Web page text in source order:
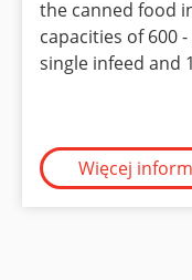
the canned food
capacities of 600
single infeed and
Więcej